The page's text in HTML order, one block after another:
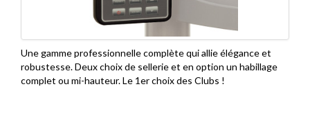
Une gamme professionnelle complète qui allie élégance et
robustesse. Deux choix de sellerie et en option un habillage
complet ou mi-hauteur. Le 1er choix des Clubs !